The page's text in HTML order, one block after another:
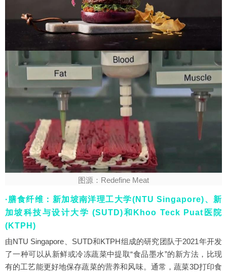
图源：Redefine Meat
·膳食纤维：新加坡南洋理工大学(NTU Singapore)、新
加坡科技与设计大学 (SUTD)和Khoo Teck Puat医院
(KTPH)
由NTU Singapore、SUTD和KTPH组成的研究团队于2021年开发
了一种可以从新鲜或冷冻蔬菜中提取“食品墨水”的新方法，比现
有的工艺能更好地保存蔬菜的营养和风味。通常，蔬菜3D打印食